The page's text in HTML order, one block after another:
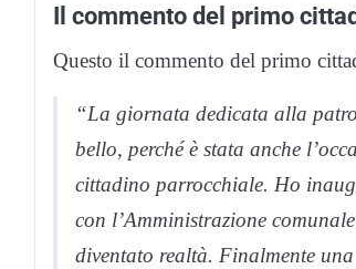
Il commento del primo
Questo il commento del primo
“La giornata dedicata alla
bello, perché è stata anche
cittadino parrocchiale. Ho
con l’Amministrazione
diventato realtà. Finalmente